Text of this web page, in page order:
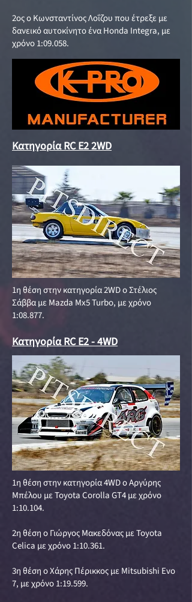
2ος ο Κωνσταντίνος Λοΐζου που έτρεξε με
δανεικό αυτοκίνητο ένα Honda Integra, με
χρόνο 1:09.058.
Κατηγορία RC E2 2WD
1η θέση στην κατηγορία 2WD o Στέλιος
Σάββα με Mazda Mx5 Turbo, με χρόνο
1:08.877.
Κατηγορία RC E2 - 4WD
1η θέση στην κατηγορία 4WD ο Αργύρης
Μπέλου με Toyota Corolla GT4 με χρόνο
1:10.104.
2η θέση ο Γιώργος Μακεδόνας με Toyota
Celica με χρόνο 1:10.361.
3η θέση ο Χάρης Πέρικκος με Mitsubishi Evo
7, με χρόνο 1:19.599.